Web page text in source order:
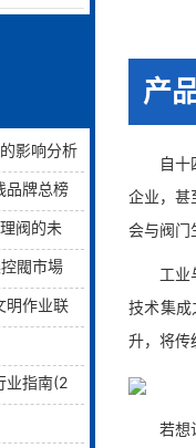
影响分析
榜单前十名
调理两层护航！
戰略咨詢報告
会议在津举行
前瞻 - 前瞻网
产
自十四
企业，甚
会与阀门
工业与
技术集成
升，将传
若想让